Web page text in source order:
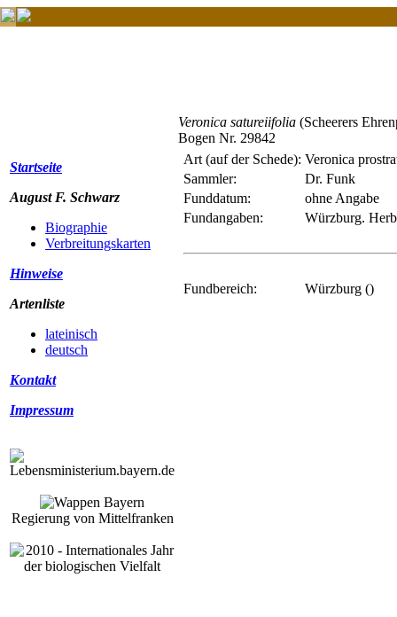
Startseite
August F. Schwarz
Biographie
Verbreitungskarten
Hinweise
Artenliste
lateinisch
deutsch
Kontakt
Impressum
Regierung von Mittelfranken
Veronica satureiifolia (Scheerers
Bogen Nr. 29842
Art (auf der Schede): Veronica
Sammler:
Dr. Funk
Funddatum:
ohne Angabe
Fundangaben:
Würzburg.
Fundbereich: Würzburg ()